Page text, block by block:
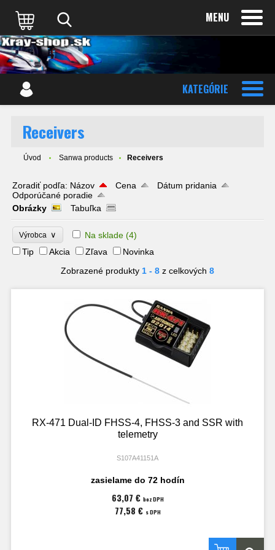
MENU
KATEGÓRIE
Receivers
Úvod Sanwa products Receivers
Zoradiť podľa: Názov Cena
Dátum pridania
Odporúčané poradie
Obrázky
Tabuľka
Výrobca ∨ Na sklade (4)
Tip
Akcia Zľava
Novinka
Zobrazené produkty 1 - 8 z celkových 8
RX-471 Dual-ID FHSS-4, FHSS-3 and SSR with
telemetry
S107A41151A
zasielame do 72 hodín
63,07 € bez DPH
77,58 € s DPH